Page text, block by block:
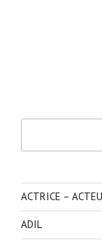
ACTRICE –
ADIL